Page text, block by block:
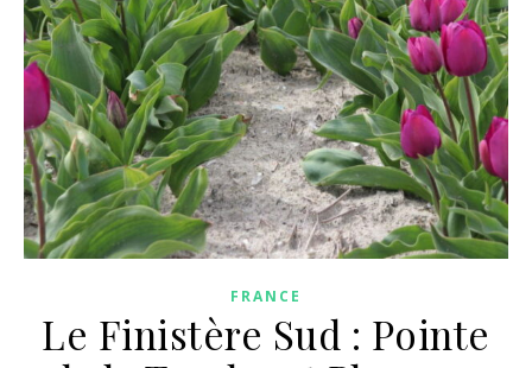
FRANCE
Le Finistère Sud : Pointe